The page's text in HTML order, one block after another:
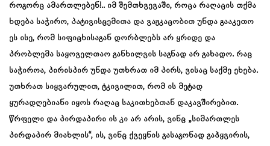
როგორც ამართლებენ!.. იმ შემთხვევაში, როცა რაღაცის თქმა
ხდება საჭირო, პატივისცემითა და ვაჟკაცობით უნდა გააკეთო
ეს ისე, რომ სიფიცხისაგან დორბლებს არ ყრიდე და
პრობლემა საყოველთაო განხილვის საგნად არ გახადო. რაც
საჭიროა, პირისპირ უნდა უთხრათ იმ პირს, ვისაც საქმე ეხება.
უთხრათ სიყვარულით, ტკივილით, რომ ის მეტად
ყურადღებიანი იყოს რაღაც საკითხებთან დაკავშირებით.
წრფელი და პირდაპირი ის კი არ არის, ვინც „სიმართლეს
პირდაპირ მიახლის“, ის, ვინც ქვეყნის გასაგონად გაჰყვირის,